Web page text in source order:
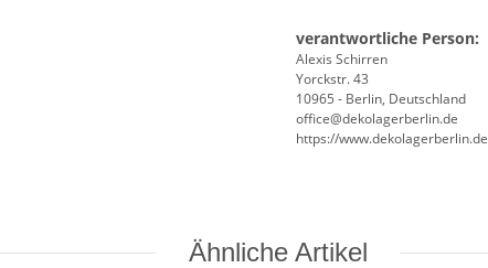
verantwortliche Person:
Alexis Schirren
Yorckstr. 43
10965 - Berlin, Deutschland
office@dekolagerberlin.de
https://www.dekolagerberlin.de
Ähnliche Artikel